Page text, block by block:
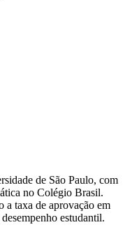
de São Paulo, com
no Colégio Brasil.
a taxa de aprovação em
estudantil.